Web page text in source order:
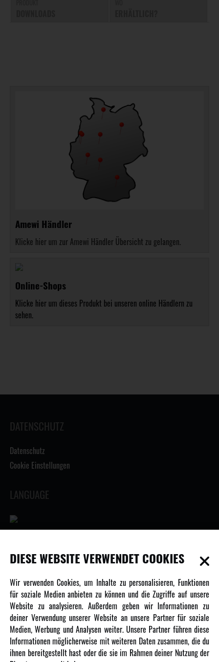
Amewi Händler
Klicke hier um zur Amewi Händler Übersicht zu gelangen.
Online-Shops
Klicke hier um dieses Produkt bei unseren online Händlern zu
sehen.
DATENSCHUTZ
Datenschutz
Cookie Einstellungen
LANGUAGE
INFORMATIONEN
Newsletter
Über uns
Karriere
Amewi Kataloge
MEHR VON AMEWI
DIESE WEBSITE VERWENDET COOKIES
Wir verwenden Cookies, um Inhalte zu personalisieren, Funktionen
für soziale Medien anbieten zu können und die Zugriffe auf unsere
Website zu analysieren. Außerdem geben wir Informationen zu
deiner Verwendung unserer Website an unsere Partner für soziale
Medien, Werbung und Analysen weiter. Unsere Partner führen diese
Informationen möglicherweise mit weiteren Daten zusammen, die du
ihnen bereitgestellt hast oder die sie im Rahmen deiner Nutzung der